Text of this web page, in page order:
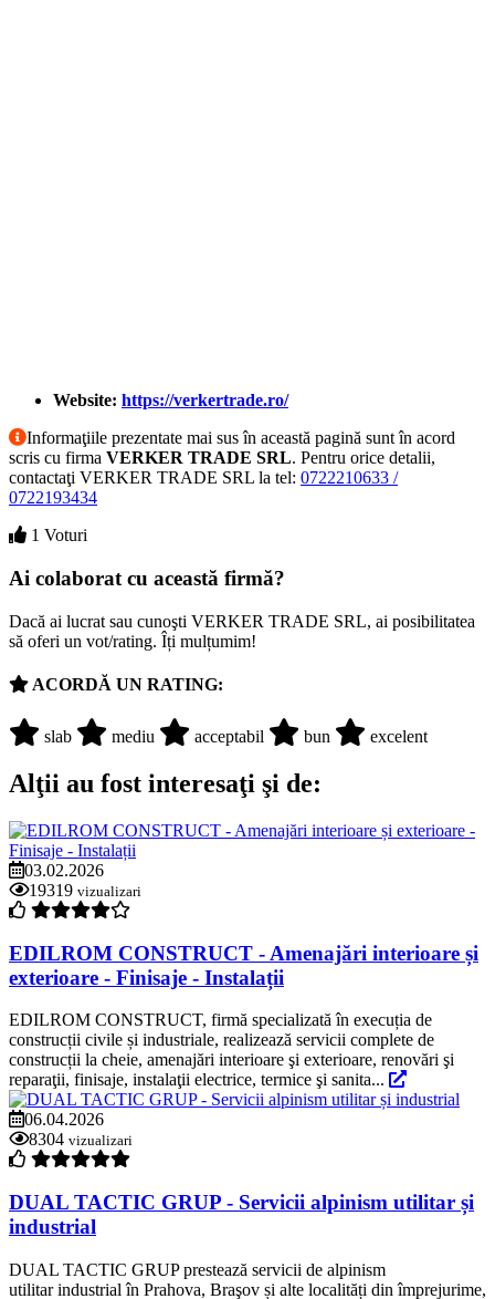
Website: https://verkertrade.ro/
Informaţiile prezentate mai sus în această pagină sunt în acord
scris cu firma VERKER TRADE SRL. Pentru orice detalii,
contactaţi VERKER TRADE SRL la tel: 0722210633 /
0722193434
1 Voturi
Ai colaborat cu această firmă?
Dacă ai lucrat sau cunoşti VERKER TRADE SRL, ai posibilitatea
să oferi un vot/rating. Îți mulțumim!
ACORDĂ UN RATING:
slab mediu acceptabil bun excelent
Alţii au fost interesaţi şi de:
03.02.2026
19319 vizualizari
EDILROM CONSTRUCT - Amenajări interioare și
exterioare - Finisaje - Instalații
EDILROM CONSTRUCT, firmă specializată în execuția de
construcții civile și industriale, realizează servicii complete de
construcții la cheie, amenajări interioare şi exterioare, renovări şi
reparaţii, finisaje, instalaţii electrice, termice şi sanita...
06.04.2026
8304 vizualizari
DUAL TACTIC GRUP - Servicii alpinism utilitar și
industrial
DUAL TACTIC GRUP prestează servicii de alpinism
utilitar industrial în Prahova, Braşov și alte localități din împrejurime,